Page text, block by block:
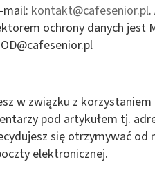
kontakt@cafesenior.pl
ochrony danych jest
w związku z
pod artykułem tj.
się otrzymywać
elektronicznej.